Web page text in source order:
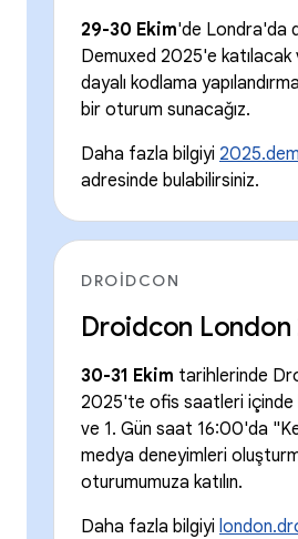
29-30 Ekim'de Londra'da
Demuxed 2025'e katılacak
dayalı kodlama
bir oturum sunacağız.
Daha fazla bilgiyi
adresinde bulabilirsiniz.
DROIDCON
Droidcon London
30-31 Ekim tarihlerinde
2025'te ofis saatleri içinde
ve 1. Gün saat 16:00'da
medya deneyimleri
oturumumuza katılın.
Daha fazla bilgiyi